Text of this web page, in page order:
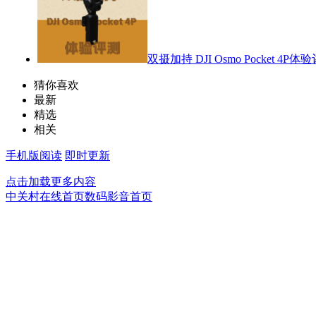
双摄加持 DJI Osmo Pocket 4P体验
猜你喜欢
最新
精选
相关
手机版阅读 即时更新
点击加载更多内容
中关村在线首页数码影音首页